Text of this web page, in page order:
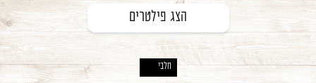
משתמש חדש/אורח
להרשמה
הצג פילטרים
חלבי